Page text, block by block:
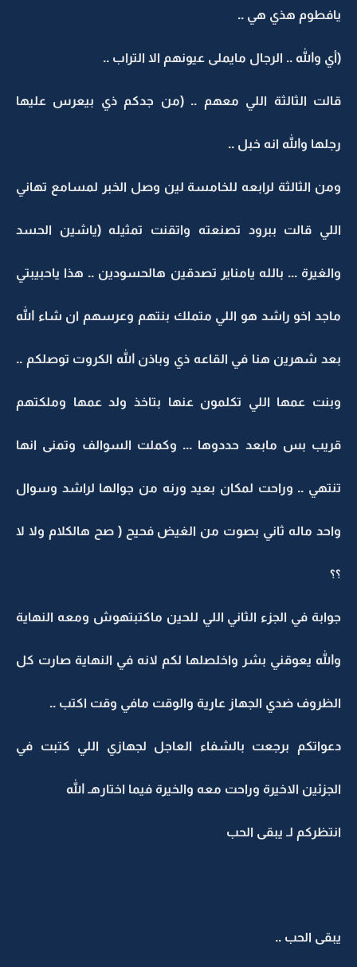
يافطوم هذي هي ..
(أي والله .. الرجال مايملى عيونهم الا التراب ..
قالت الثالثة اللي معهم .. (من جدكم ذي بيعرس عليها
رجلها والله انه خبل ..
ومن الثالثة لرابعه للخامسة لين وصل الخبر لمسامع تهاني
اللي قالت ببرود تصنعته واتقنت تمثيله (ياشين الحسد
والغيرة ... بالله يامناير تصدقين هالحسودين .. هذا ياحبيبتي
ماجد اخو راشد هو اللي متملك بنتهم وعرسهم ان شاء الله
بعد شهرين هنا في القاعه ذي وباذن الله الكروت توصلكم ..
وبنت عمها اللي تكلمون عنها بتاخذ ولد عمها وملكتهم
قريب بس مابعد حددوها ... وكملت السوالف وتمنى انها
تنتهي .. وراحت لمكان بعيد ورنه من جوالها لراشد وسوال
واحد ماله ثاني بصوت من الغيض فحيح ( صح هالكلام ولا لا
؟؟
جوابة في الجزء الثاني اللي للحين ماكتبتهوش ومعه النهاية
والله يعوقني بشر واخلصلها لكم لانه في النهاية صارت كل
الظروف ضدي الجهاز عارية والوقت مافي وقت اكتب ..
دعواتكم برجعت بالشفاء العاجل لجهازي اللي كتبت في
الجزئين الاخيرة وراحت معه والخيرة فيما اختارهـ الله
انتظركم لـ يبقى الحب
يبقى الحب ..